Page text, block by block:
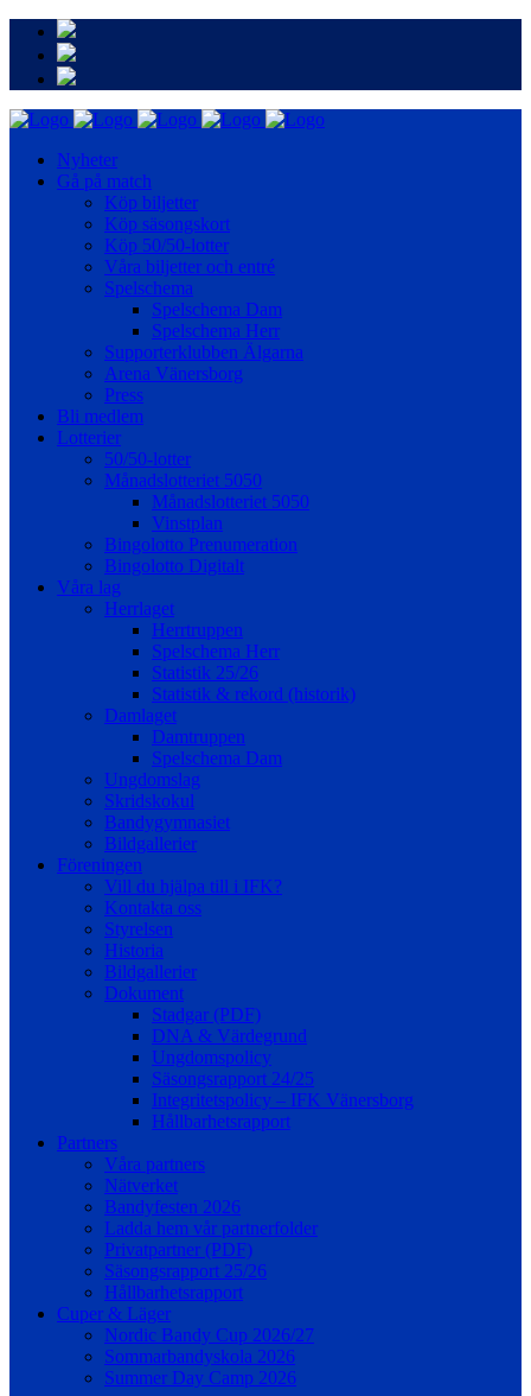
Nyheter
Gå på match
Köp biljetter
Köp säsongskort
Köp 50/50-lotter
Våra biljetter och entré
Spelschema
Spelschema Dam
Spelschema Herr
Supporterklubben Älgarna
Arena Vänersborg
Press
Bli medlem
Lotterier
50/50-lotter
Månadslotteriet 5050
Månadslotteriet 5050
Vinstplan
Bingolotto Prenumeration
Bingolotto Digitalt
Våra lag
Herrlaget
Herrtruppen
Spelschema Herr
Statistik 25/26
Statistik & rekord (historik)
Damlaget
Damtruppen
Spelschema Dam
Ungdomslag
Skridskokul
Bandygymnasiet
Bildgallerier
Föreningen
Vill du hjälpa till i IFK?
Kontakta oss
Styrelsen
Historia
Bildgallerier
Dokument
Stadgar (PDF)
DNA & Värdegrund
Ungdomspolicy
Säsongsrapport 24/25
Integritetspolicy – IFK Vänersborg
Hållbarhetsrapport
Partners
Våra partners
Nätverket
Bandyfesten 2026
Ladda hem vår partnerfolder
Privatpartner (PDF)
Säsongsrapport 25/26
Hållbarhetsrapport
Cuper & Läger
Nordic Bandy Cup 2026/27
Sommarbandyskola 2026
Summer Day Camp 2026